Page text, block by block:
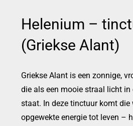
Helenium –
(Griekse Alant)
Griekse Alant is een zonnige,
die als een mooie straal licht in
staat. In deze tinctuur komt die
opgewekte energie tot leven –